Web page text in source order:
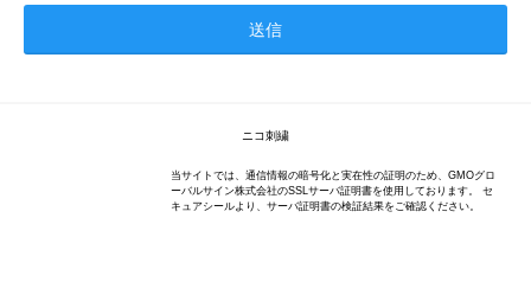
ニコ刺繍
当サイトでは、通信情報の暗号化と実在性の証明のため、GMOグロ
ーバルサイン株式会社のSSLサーバ証明書を使用しております。 セ
キュアシールより、サーバ証明書の検証結果をご確認ください。